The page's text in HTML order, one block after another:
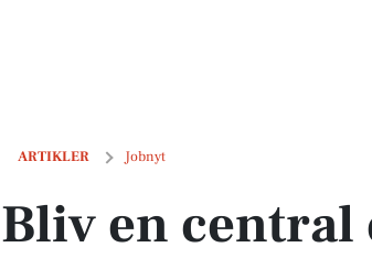
ARTIKLER Jobnyt
Bliv en central del af ventilations- og klimateknik i
Bliv en central